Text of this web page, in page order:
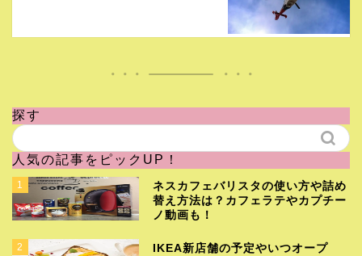
探す
人気の記事をピックUP！
1
ネスカフェバリスタの使い方や詰め
替え方法は？カフェラテやカプチー
ノ動画も！
2
IKEA新店舗の予定やいつオープ